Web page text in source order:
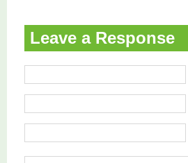
Leave a Response